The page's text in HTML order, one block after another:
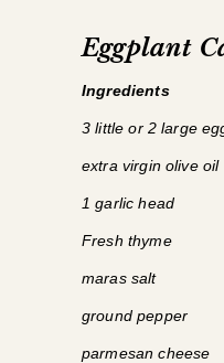
Eggplant
Ingredients
3 little or 2 large
extra virgin olive oil
1 garlic head
Fresh thyme
maras salt
ground pepper
parmesan cheese